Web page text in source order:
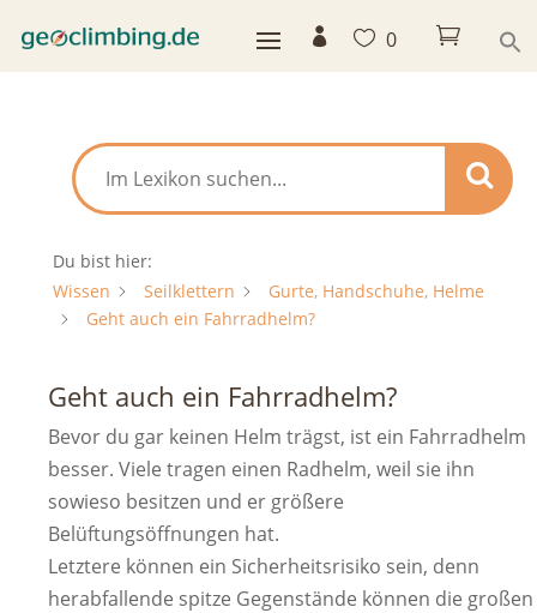
  0 
Du bist hier:
Wissen
Seilklettern
Gurte, Handschuhe, Helme
Geht auch ein Fahrradhelm?
Geht auch ein Fahrradhelm?
Bevor du gar keinen Helm trägst, ist ein Fahrradhelm
besser. Viele tragen einen Radhelm, weil sie ihn
sowieso besitzen und er größere
Belüftungsöffnungen hat.
Letztere können ein Sicherheitsrisiko sein, denn
herabfallende spitze Gegenstände können die großen